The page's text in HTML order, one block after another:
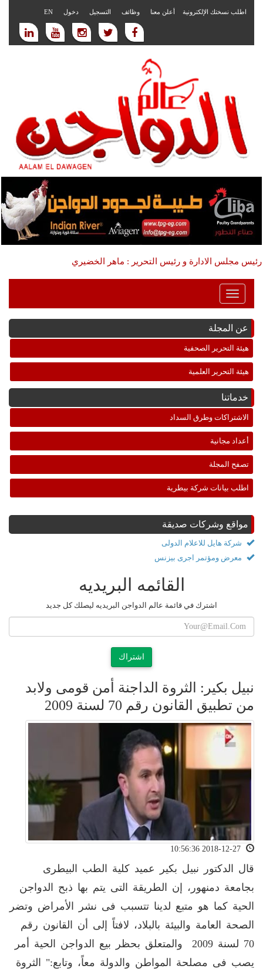
اطلب نسختك الإلكترونية أعلن معنا وظائف التسجيل دخول EN
رئيس مجلس الادارة و رئيس التحرير : ماهر الخضيري
Toggle
Navigation
عن المجلة
هيئة التحرير الصحفية
هيئة التحرير العلمية
خدماتنا
الاشتراكات وطرق السداد
أعداد مجانية
تصفح المجلة
اطلب بيانات شركة بيطرية
مواقع وشركات صديقة
شركة هايل للاعلام الدولى
معرض ومؤتمر اجرى بيزنس
القائمه البريديه
اشترك في قائمة عالم الدواجن البريديه ليصلك كل جديد
اشتراك
نبيل بكير: الثروة الداجنة أمن قومى ولابد
من تطبيق القانون رقم 70 لسنة 2009
قال الدكتور نبيل بكير عميد كلية الطب البيطرى
بجامعة دمنهور، إن الطريقة التى يتم بها ذبح الدواجن
الحية كما هو متبع لدينا تتسبب فى نشر الأمراض وتضر
الصحة العامة والبيئة بالبلاد، لافتاً إلى أن القانون رقم
70 لسنة 2009 والمتعلق بحظر بيع الدواجن الحية أمر
يصب فى مصلحة المواطن والدولة معاً، وتابع:" الثروة